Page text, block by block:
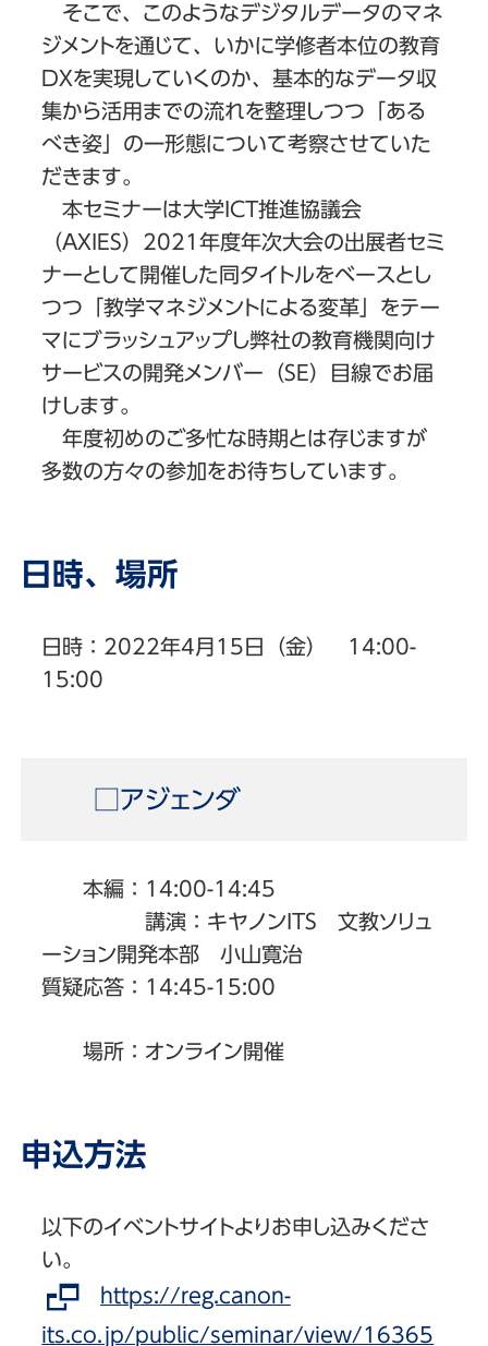
そこで、このようなデジタルデータのマネ
ジメントを通じて、いかに学修者本位の教育
DXを実現していくのか、基本的なデータ収
集から活用までの流れを整理しつつ「ある
べき姿」の一形態について考察させていた
だきます。
本セミナーは大学ICT推進協議会
（AXIES）2021年度年次大会の出展者セミ
ナーとして開催した同タイトルをベースとし
つつ「教学マネジメントによる変革」をテー
マにブラッシュアップし弊社の教育機関向け
サービスの開発メンバー（SE）目線でお届
けします。
年度初めのご多忙な時期とは存じますが
多数の方々の参加をお待ちしています。
日時、場所
日時：2022年4月15日（金） 14:00-
15:00
□アジェンダ
本編：14:00-14:45
講演：キヤノンITS 文教ソリュ
ーション開発本部 小山寛治
質疑応答：14:45-15:00
場所：オンライン開催
申込方法
以下のイベントサイトよりお申し込みくださ
い。
https://reg.canon-
its.co.jp/public/seminar/view/16365